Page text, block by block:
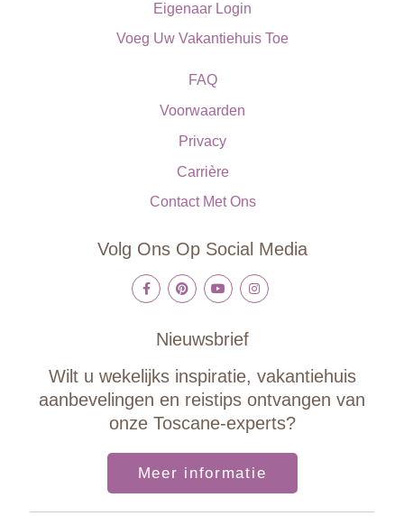
Eigenaar Login
Voeg Uw Vakantiehuis Toe
FAQ
Voorwaarden
Privacy
Carrière
Contact Met Ons
Volg Ons Op Social Media
Nieuwsbrief
Wilt u wekelijks inspiratie, vakantiehuis
aanbevelingen en reistips ontvangen van
onze Toscane-experts?
Meer informatie